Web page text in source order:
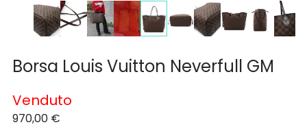
Borsa Louis Vuitton Neverfull GM
970,00 €
Venduto